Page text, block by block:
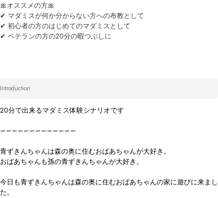
🎀オススメの方🎀
✔ マダミスが何か分からない方への布教として
✔ 初心者の方のはじめてのマダミスとして
✔ ベテランの方の20分の暇つぶしに
Introduction
20分で出来るマダミス体験シナリオです
∽∽∽∽∽∽∽∽∽∽∽∽∽
青ずきんちゃんは森の奥に住むおばあちゃんが大好き。
おばあちゃんも孫の青ずきんちゃんが大好き。
今日も青ずきんちゃんは森の奥に住むおばあちゃんの家に遊びに来まし
た。